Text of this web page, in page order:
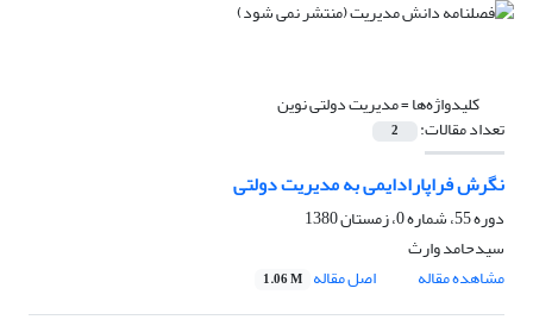
کلیدواژه‌ها =مدیریت دولتی نوین
تعداد مقالات: 2
نگرش فراپارادایمی به مدیریت دولتی
دوره 55، شماره 0، زمستان 1380
سیدحامد وارث
مشاهده مقاله
اصل مقاله 1.06 M